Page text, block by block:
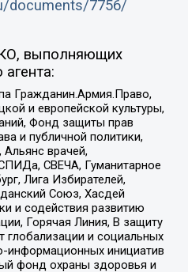
documents/7756/
выполняющих
Гражданин.Армия.Право,
и европейской культуры,
Фонд защиты прав
и публичной политики,
врачей,
СВЕЧА, Гуманитарное
Лига Избирателей,
Союз, Хасдей
и содействия развитию
Горячая Линия, В защиту
глобализации и социальных
информационных инициатив
фонд охраны здоровья и